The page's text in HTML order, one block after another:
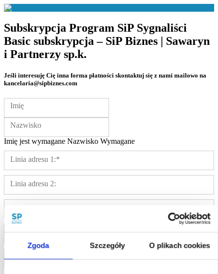
Zgoda Szczegóły O plikach cookies
Subskrypcja Program SiP Sygnaliści
Basic subskrypcja – SiP Biznes | Sawaryn
i Partnerzy sp.k.
Jeśli interesuję Cię inna forma płatności skontaktuj się z nami mailowo na
kancelaria@sipbiznes.com
Imię i nazwisko:
Imię
Nazwisko
Imię jest wymagane Nazwisko Wymagane
Linia adresu 1:*
Linia adresu 2:
Kraj:*
Województwo:*